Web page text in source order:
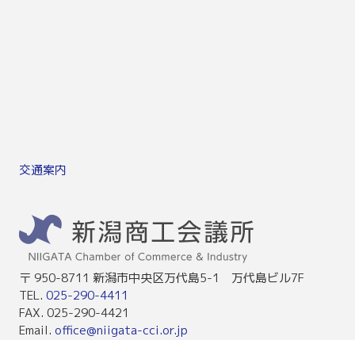
交通案内
〒 950-8711 新潟市中央区万代島5-1 万代島ビル7F
TEL. 025-290-4411
FAX. 025-290-4421
Email. office@niigata-cci.or.jp